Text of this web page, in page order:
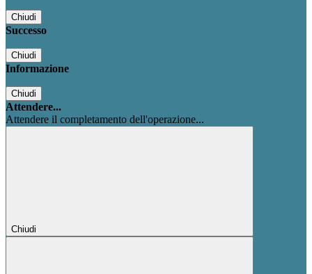
Chiudi
Successo
Chiudi
Informazione
Chiudi
Attendere...
Attendere il completamento dell'operazione...
Chiudi